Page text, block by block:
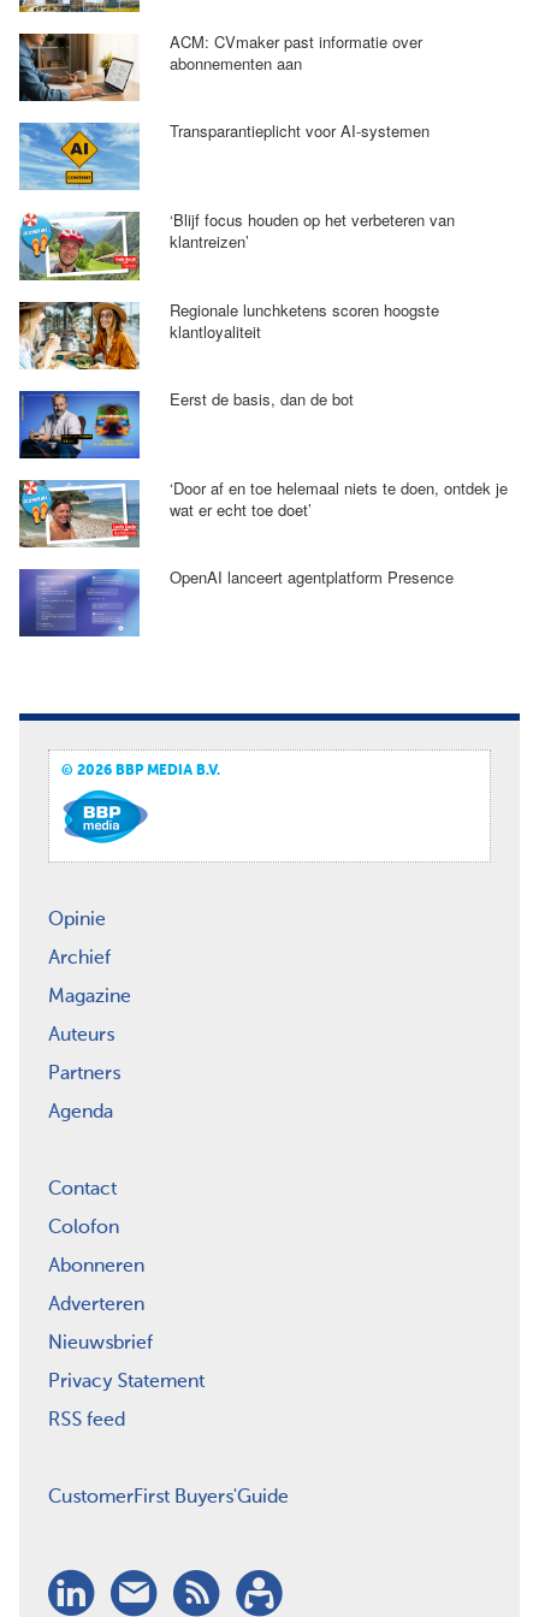
ACM: CVmaker past informatie over
abonnementen aan
Transparantieplicht voor AI-systemen
‘Blijf focus houden op het verbeteren van
klantreizen’
Regionale lunchketens scoren hoogste
klantloyaliteit
Eerst de basis, dan de bot
‘Door af en toe helemaal niets te doen, ontdek je
wat er echt toe doet’
OpenAI lanceert agentplatform Presence
© 2026 BBP MEDIA B.V.
Opinie
Archief
Magazine
Auteurs
Partners
Agenda
Contact
Colofon
Abonneren
Adverteren
Nieuwsbrief
Privacy Statement
RSS feed
CustomerFirst Buyers'Guide
LinkedIn
Nieuwsbrief
RSSAbonneren